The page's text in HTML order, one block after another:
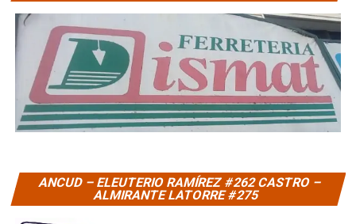
ANCUD – ELEUTERIO RAMÍREZ #262 CASTRO –
ALMIRANTE LATORRE #275